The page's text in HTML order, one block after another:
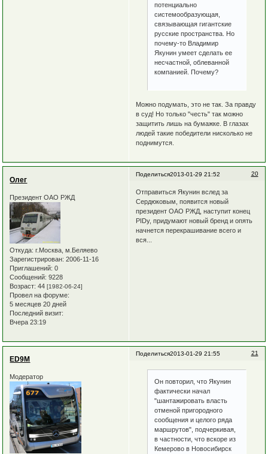
потенциально
системообразующая,
связывающая гигантские
русские пространства. Но
почему-то Владимир
Якунин умеет сделать ее
несчастной, облеванной
компанией. Почему?
Можно подумать, это не так. За правду
в суд! Но только "честь" так можно
защитить лишь на бумажке. В глазах
людей такие победители нисколько не
поднимутся.
Поделиться 20
2013-01-29 21:52
Олег
Президент ОАО РЖД
Откуда: г.Москва, м.Беляево
Зарегистрирован: 2006-11-16
Приглашений: 0
Сообщений: 9228
Возраст: 44[1982-06-24]
Провел на форуме:
5 месяцев 20 дней
Последний визит:
Вчера 23:19
Отправиться Якунин вслед за
Сердюковым, появится новый
президент ОАО РЖД, наступит конец
PIDу, придумают новый бренд и опять
начнется перекрашивание всего и
вся...
Поделиться 21
2013-01-29 21:55
ED9M
Модератор
Он повторил, что Якунин
фактически начал
"шантажировать власть
отменой пригородного
сообщения и целого ряда
маршрутов", подчеркивая,
в частности, что вскоре из
Кемерово в Новосибирск